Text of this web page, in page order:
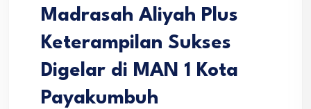
Madrasah Aliyah Plus
Keterampilan Sukses
Digelar di MAN 1 Kota
Payakumbuh